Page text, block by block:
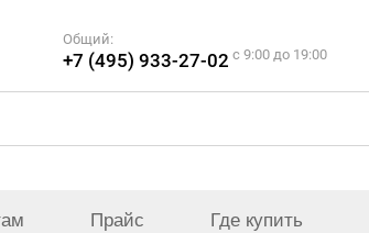
Общий:
+7 (495) 933-27-02 c 9:00 до 19:00
Прайс Где купить